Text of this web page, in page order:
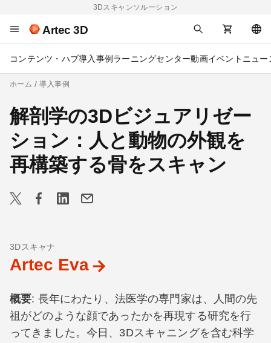
3Dスキャンソルーション
Artec 3D
コンテンツ・ハブ導入事例 ラーニングセンター動画イベント ニュー
ホーム 導入事例
解剖学の3Dビジュアリゼー
ション：人と動物の外観を
再構築する骨をスキャン
3Dスキャナ
Artec Eva
概要: 長年にわたり、法医学の専門家は、人間の先
祖がどのような顔であったかを再現する研究を行
ってきました。今日、3Dスキャニングを含む科学